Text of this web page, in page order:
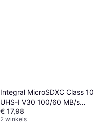
Integral MicroSDXC Class 10
UHS-I V30 100/60 MB/s
64GB
€ 17,98
2 winkels